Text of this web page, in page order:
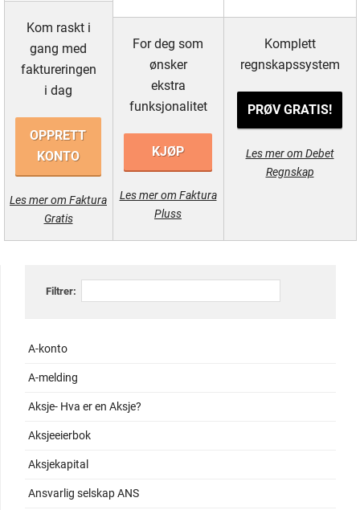
Kom raskt i
gang med
faktureringen
i dag
OPPRETT
KONTO
Les mer om Faktura
Gratis
For deg som
ønsker
ekstra
funksjonalitet
KJØP
Les mer om Faktura
Pluss
Komplett
regnskapssystem
PRØV GRATIS!
Les mer om Debet
Regnskap
Filtrer:
A-konto
A-melding
Aksje- Hva er en Aksje?
Aksjeeierbok
Aksjekapital
Ansvarlig selskap ANS